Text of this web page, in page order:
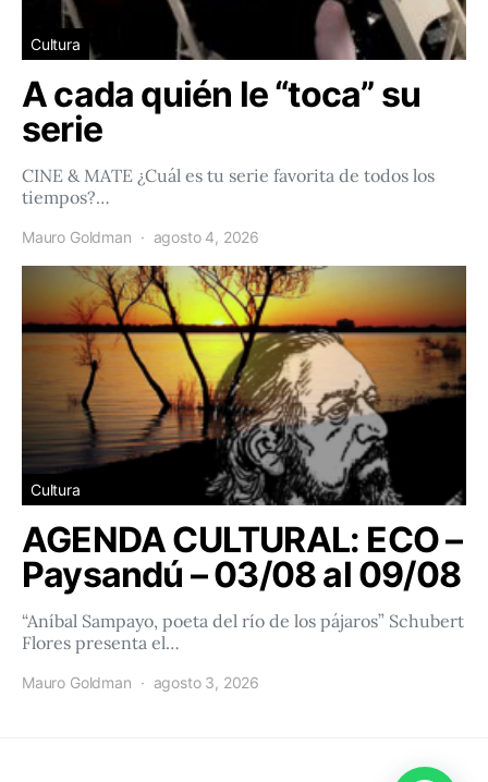
Cultura
A cada quién le “toca” su
serie
CINE & MATE ¿Cuál es tu serie favorita de todos los
tiempos?…
Mauro Goldman agosto 4, 2026
Cultura
AGENDA CULTURAL: ECO –
Paysandú – 03/08 al 09/08
“Aníbal Sampayo, poeta del río de los pájaros” Schubert
Flores presenta el…
Mauro Goldman agosto 3, 2026